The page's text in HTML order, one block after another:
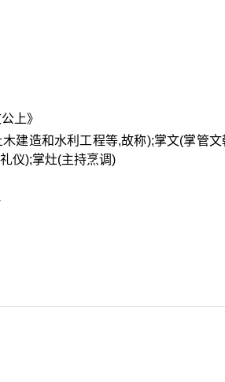
上》
建造和水利工程等,故称);掌文(掌管文
仪);掌灶(主持烹调)